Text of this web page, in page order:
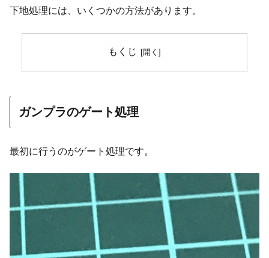
下地処理には、いくつかの方法があります。
もくじ
ガンプラのゲート処理
最初に行うのがゲート処理です。